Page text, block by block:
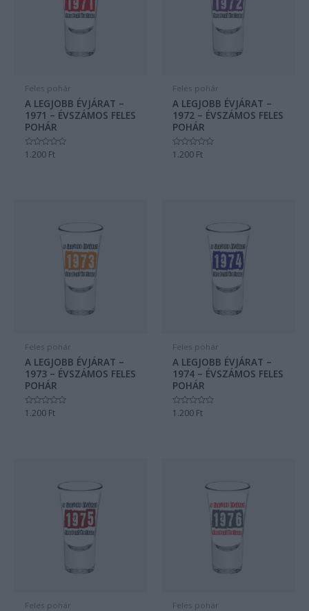
Feles pohár
A LEGJOBB ÉVJÁRAT –
1971 – ÉVSZÁMOS FELES
POHÁR
Értékelés:
1.200 Ft
Feles pohár
A LEGJOBB ÉVJÁRAT –
1972 – ÉVSZÁMOS FELES
POHÁR
Értékelés:
1.200 Ft
Feles pohár
A LEGJOBB ÉVJÁRAT –
1973 – ÉVSZÁMOS FELES
POHÁR
Értékelés:
0
1.200 Ft
Feles pohár
A LEGJOBB ÉVJÁRAT –
1974 – ÉVSZÁMOS FELES
POHÁR
Értékelés:
0
1.200 Ft
Feles pohár Feles pohár